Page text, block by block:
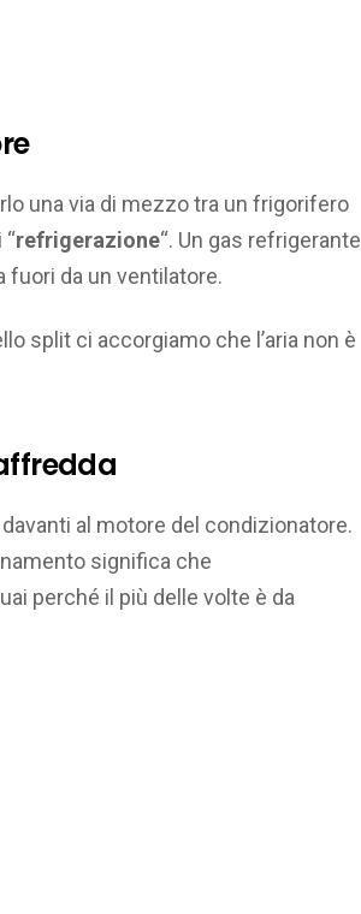
una via di mezzo tra un frigorifero
refrigerazione“. Un gas refrigerante
fuori da un ventilatore.
split ci accorgiamo che l’aria non è
al motore del condizionatore.
significa che
perché il più delle volte è da